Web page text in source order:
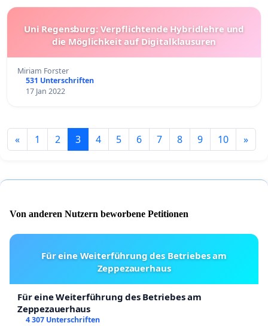
Uni Regensburg: Verpflichtende Hybridlehre und
die Möglichkeit auf Digitalklausuren
Miriam Forster
531 Unterschriften
17 Jan 2022
« 1 2 3 4 5 6 7 8 9 10 »
Von anderen Nutzern beworbene Petitionen
Für eine Weiterführung des Betriebes am
Zeppezauerhaus
Für eine Weiterführung des Betriebes am
Zeppezauerhaus
4 307 Unterschriften